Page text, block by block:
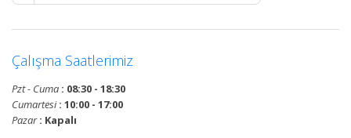
Çalışma Saatlerimiz
Pzt - Cuma : 08:30 - 18:30
Cumartesi: 10:00 - 17:00
Pazar: Kapalı